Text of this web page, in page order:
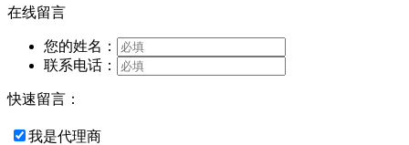
在线留言
您的姓名：
联系电话：
快速留言：
我是代理商